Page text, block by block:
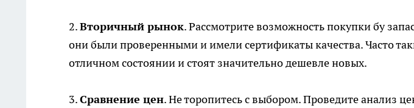
2.Вторичный рынок. Рассмотрите возможность покупки бу
они были проверенными и имели сертификаты качества. Часто
отличном состоянии и стоят значительно дешевле новых.
3.Сравнение цен. Не торопитесь с выбором. Проведите анализ